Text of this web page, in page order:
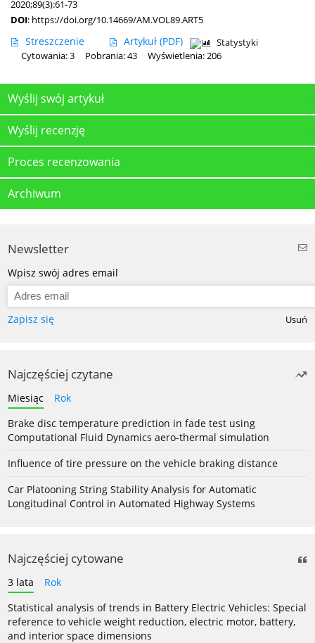
2020;89(3):61-73
DOI: https://doi.org/10.14669/AM.VOL89.ART5
Streszczenie Artykuł (PDF)
Statystyki
Cytowania: 3
Pobrania: 43 Wyświetlenia: 206
Wyślij swój artykuł
Wyślij recenzję
Proces recenzowania
Archiwum
Newsletter
Wpisz swój adres email
Zapisz się Usuń
Najczęściej czytane
Miesiąc
Rok
Brake disc temperature prediction in fade test using
Computational Fluid Dynamics aero-thermal simulation
Influence of tire pressure on the vehicle braking distance
Car Platooning String Stability Analysis for Automatic
Longitudinal Control in Automated Highway Systems
Najczęściej cytowane
3 lata
Rok
Statistical analysis of trends in Battery Electric Vehicles: Special
reference to vehicle weight reduction, electric motor, battery,
and interior space dimensions